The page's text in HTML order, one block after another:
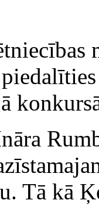
Tā kā